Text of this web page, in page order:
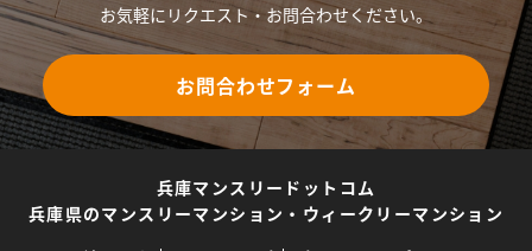
お気軽にリクエスト・お問合わせください。
お問合わせフォーム
兵庫マンスリードットコム
兵庫県のマンスリーマンション・ウィークリーマンション